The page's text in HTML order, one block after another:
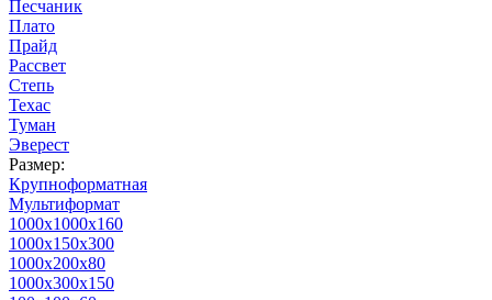
Песчаник
Плато
Прайд
Рассвет
Степь
Техас
Туман
Эверест
Размер:
Крупноформатная
Мультиформат
1000х1000х160
1000х150х300
1000х200х80
1000х300х150